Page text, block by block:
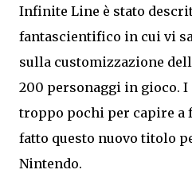
Infinite Line è stato
fantascientifico in cui vi
sulla customizzazione
200 personaggi in gioco.
troppo pochi per capire a
fatto questo nuovo titolo
Nintendo.